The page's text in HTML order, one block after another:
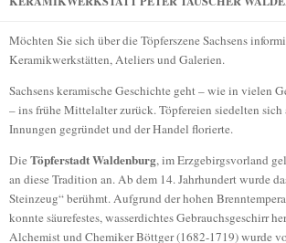
Möchten Sie sich über die Töpferszene Sachsens
Keramikwerkstätten, Ateliers und Galerien.
Sachsens keramische Geschichte geht – wie in vielen
– ins frühe Mittelalter zurück. Töpfereien siedelten sich
Innungen gegründet und der Handel florierte.
DieTöpferstadt Waldenburg, im Erzgebirgsvorland
an diese Tradition an. Ab dem 14. Jahrhundert wurde
Steinzeug“ berühmt. Aufgrund der hohen
konnte säurefestes, wasserdichtes Gebrauchsgeschirr
Alchemist und Chemiker Böttger (1682-1719) wurde